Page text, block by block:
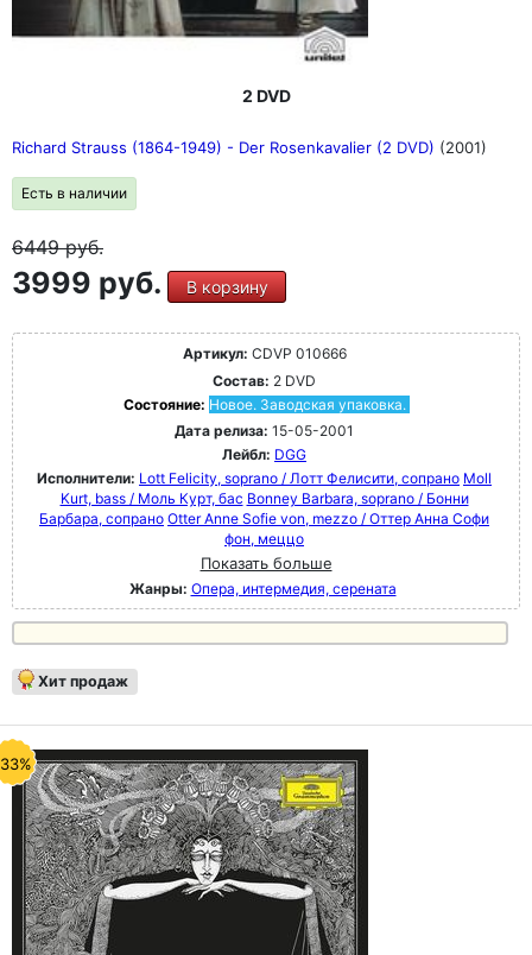
2 DVD
Richard Strauss (1864-1949) - Der Rosenkavalier (2 DVD) (2001)
Есть в наличии
6449руб.
3999 руб. В корзину
Артикул: CDVP 010666
Состав: 2 DVD
Состояние: Новое. Заводская упаковка.
Дата релиза: 15-05-2001
Лейбл: DGG
Исполнители: Lott Felicity, soprano / Лотт Фелисити, сопрано Moll
Kurt, bass / Моль Курт, бас Bonney Barbara, soprano / Бонни
Барбара, сопрано Otter Anne Sofie von, mezzo / Оттер Анна Софи
фон, меццо
Показать больше
Жанры: Опера, интермедия, серената
Хит продаж